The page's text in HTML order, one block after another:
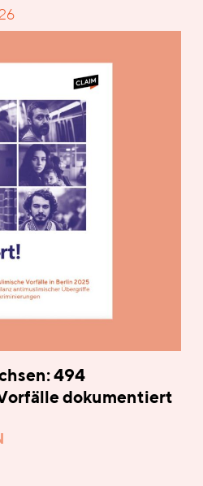
494
dokumentiert